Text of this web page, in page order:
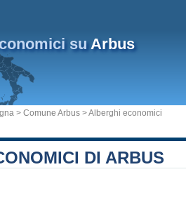
suArbus
> Comune Arbus > Alberghi economici
DI ARBUS